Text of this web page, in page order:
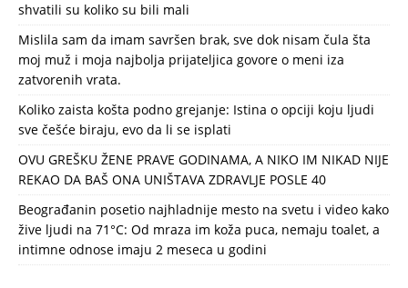
shvatili su koliko su bili mali
Mislila sam da imam savršen brak, sve dok nisam čula šta
moj muž i moja najbolja prijateljica govore o meni iza
zatvorenih vrata.
Koliko zaista košta podno grejanje: Istina o opciji koju ljudi
sve češće biraju, evo da li se isplati
OVU GREŠKU ŽENE PRAVE GODINAMA, A NIKO IM NIKAD NIJE
REKAO DA BAŠ ONA UNIŠTAVA ZDRAVLJE POSLE 40
Beograđanin posetio najhladnije mesto na svetu i video kako
žive ljudi na 71°C: Od mraza im koža puca, nemaju toalet, a
intimne odnose imaju 2 meseca u godini